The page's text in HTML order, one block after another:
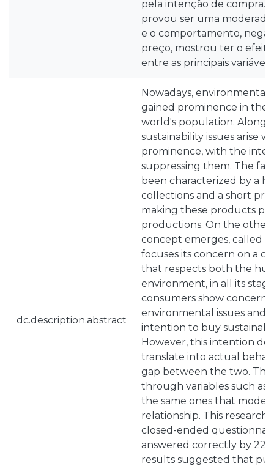
pela intenção de compra.
provou ser uma
e o comportamento,
preço, mostrou ter o
entre as principais
dc.description.abstract
Nowadays, environmental
gained prominence in the
world's population.
sustainability issues arise
prominence, with the
suppressing them. The
been characterized by a
collections and a short
making these products
productions. On the other
concept emerges, called
focuses its concern on a
that respects both the
environment, in all its
consumers show concern
environmental issues and,
intention to buy
However, this intention
translate into actual
gap between the two.
through variables such as
the same ones that
relationship. This research
closed-ended
answered correctly by
results suggested that